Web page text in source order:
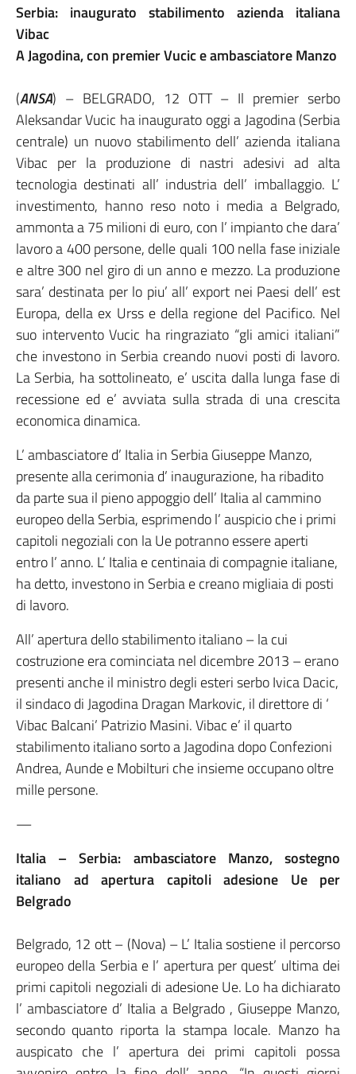
Serbia: inaugurato stabilimento azienda italiana
Vibac
A Jagodina, con premier Vucic e ambasciatore Manzo
(ANSA) – BELGRADO, 12 OTT – Il premier serbo
Aleksandar Vucic ha inaugurato oggi a Jagodina (Serbia
centrale) un nuovo stabilimento dell’ azienda italiana
Vibac per la produzione di nastri adesivi ad alta
tecnologia destinati all’ industria dell’ imballaggio. L’
investimento, hanno reso noto i media a Belgrado,
ammonta a 75 milioni di euro, con l’ impianto che dara’
lavoro a 400 persone, delle quali 100 nella fase iniziale
e altre 300 nel giro di un anno e mezzo. La produzione
sara’ destinata per lo piu’ all’ export nei Paesi dell’ est
Europa, della ex Urss e della regione del Pacifico. Nel
suo intervento Vucic ha ringraziato “gli amici italiani”
che investono in Serbia creando nuovi posti di lavoro.
La Serbia, ha sottolineato, e’ uscita dalla lunga fase di
recessione ed e’ avviata sulla strada di una crescita
economica dinamica.
L’ ambasciatore d’ Italia in Serbia Giuseppe Manzo,
presente alla cerimonia d’ inaugurazione, ha ribadito
da parte sua il pieno appoggio dell’ Italia al cammino
europeo della Serbia, esprimendo l’ auspicio che i primi
capitoli negoziali con la Ue potranno essere aperti
entro l’ anno. L’ Italia e centinaia di compagnie italiane,
ha detto, investono in Serbia e creano migliaia di posti
di lavoro.
All’ apertura dello stabilimento italiano – la cui
costruzione era cominciata nel dicembre 2013 – erano
presenti anche il ministro degli esteri serbo Ivica Dacic,
il sindaco di Jagodina Dragan Markovic, il direttore di ‘
Vibac Balcani’ Patrizio Masini. Vibac e’ il quarto
stabilimento italiano sorto a Jagodina dopo Confezioni
Andrea, Aunde e Mobilturi che insieme occupano oltre
mille persone.
—
Italia – Serbia: ambasciatore Manzo, sostegno
italiano ad apertura capitoli adesione Ue per
Belgrado
Belgrado, 12 ott – (Nova) – L’ Italia sostiene il percorso
europeo della Serbia e l’ apertura per quest’ ultima dei
primi capitoli negoziali di adesione Ue. Lo ha dichiarato
l’ ambasciatore d’ Italia a Belgrado , Giuseppe Manzo,
secondo quanto riporta la stampa locale. Manzo ha
auspicato che l’ apertura dei primi capitoli possa